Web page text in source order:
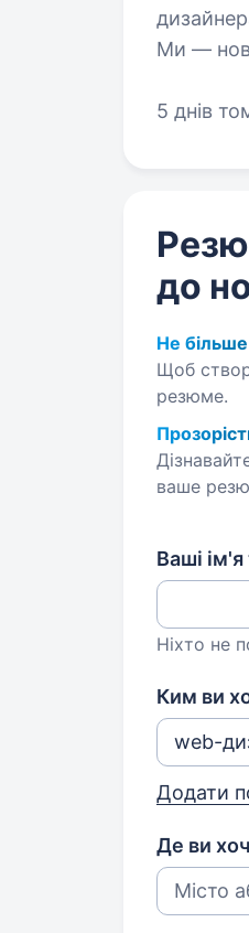
Ми —
5 днів
до
Не
Щоб
резюме.
ваше
Ваші
Ніхто не
Ким ви
Додати
Де ви